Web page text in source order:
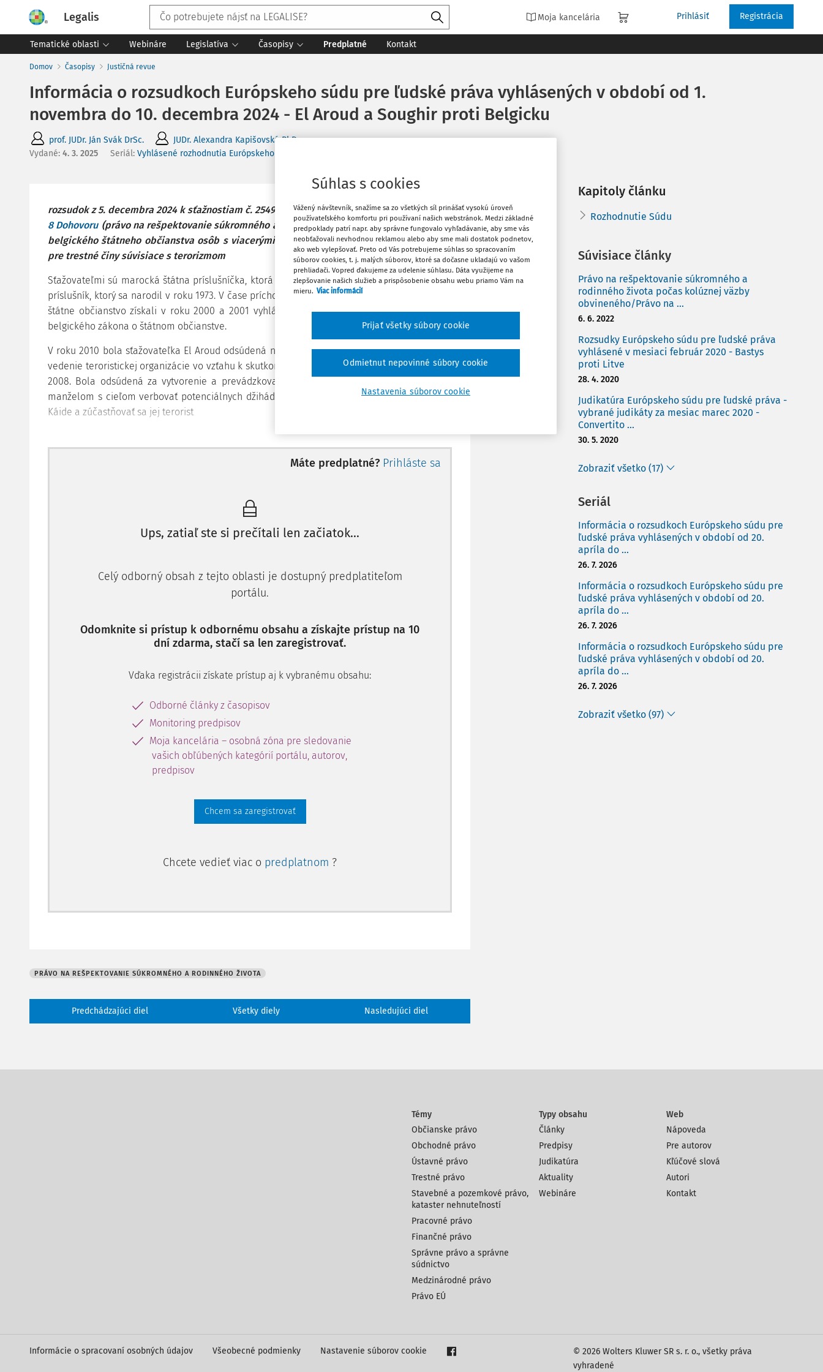
Legalis Moja kancelária Prihlásiť Registrácia
Tematické oblasti Webináre Legislatíva Časopisy Predplatné Kontakt
Domov Časopisy Justičná revue
Informácia o rozsudkoch Európskeho súdu pre ľudské práva vyhlásených v období od 1.
novembra do 10. decembra 2024 - El Aroud a Soughir proti Belgicku
prof. JUDr. Ján Svák DrSc.
JUDr. Alexandra Kapišovská PhD.
Vydané: 4. 3. 2025 Seriál: Vyhlásené rozhodnutia Európskeho súdu pre ľudské práva
rozsudok z 5. decembra 2024 k sťažnostiam č. 25491/18 a č. 27629/18 pre porušeniečlánku
8 Dohovoru (právo na rešpektovanie súkromného a rodinného života) v kontexte zbavenia
belgického štátneho občianstva osôb s viacerými občianstvami z dôvodu ich odsúdenia
pre trestné činy súvisiace s terorizmom
Sťažovateľmi sú marocká štátna príslušníčka, ktorá sa narodila v roku 1959, a tuniský štátny
príslušník, ktorý sa narodil v roku 1973. V čase príchodu do Belgicka mali 5 a 3 roky. Belgické
štátne občianstvo získali v roku 2000 a 2001 vyhlásením o občianstve podľa článku 12bis
belgického zákona o štátnom občianstve.
V roku 2010 bola sťažovateľka El Aroud odsúdená na 8 rokov odňatia slobody za členstvo a
vedenie teroristickej organizácie vo vzťahu k skutkom spáchaným v januári 2007 a decembri
2008. Bola odsúdená za vytvorenie a prevádzkovanie teroristickej bunky spolu so svojím
manželom s cieľom verbovať potenciálnych džihádistov, ktorí sa potom mohli pripojiť k Al-
Káide a zúčastňovať sa jej terorist
Máte predplatné? Prihláste sa
Ups, zatiaľ ste si prečítali len začiatok...
Celý odborný obsah z tejto oblasti je dostupný predplatiteľom
portálu.
Odomknite si prístup k odbornému obsahu a získajte prístup na 10
dní zdarma, stačí sa len zaregistrovať.
Vďaka registrácii získate prístup aj k vybranému obsahu:
Odborné články z časopisov
Monitoring predpisov
Moja kancelária – osobná zóna pre sledovanie
vašich obľúbených kategórií portálu, autorov,
predpisov
Chcem sa zaregistrovať
Chcete vedieť viac o predplatnom ?
PRÁVO NA REŠPEKTOVANIE SÚKROMNÉHO A RODINNÉHO ŽIVOTA
Predchádzajúci diel Všetky diely Nasledujúci diel
Vytlačiť
Obľúbené
Zdieľať
Kapitoly článku
Rozhodnutie Súdu
Súvisiace články
Právo na rešpektovanie súkromného a
rodinného života počas kolúznej väzby
obvineného/Právo na ...
6. 6. 2022
Rozsudky Európskeho súdu pre ľudské práva
vyhlásené v mesiaci február 2020 - Bastys
proti Litve
28. 4. 2020
Judikatúra Európskeho súdu pre ľudské práva -
vybrané judikáty za mesiac marec 2020 -
Convertito ...
30. 5. 2020
Zobraziť všetko (17)
Seriál
Informácia o rozsudkoch Európskeho súdu pre
ľudské práva vyhlásených v období od 20.
apríla do ...
26. 7. 2026
Informácia o rozsudkoch Európskeho súdu pre
ľudské práva vyhlásených v období od 20.
apríla do ...
26. 7. 2026
Informácia o rozsudkoch Európskeho súdu pre
ľudské práva vyhlásených v období od 20.
apríla do ...
26. 7. 2026
Zobraziť všetko (97)
Témy
Občianske právo
Obchodné právo
Ústavné právo
Trestné právo
Stavebné a pozemkové právo,
kataster nehnuteľností
Pracovné právo
Finančné právo
Správne právo a správne
súdnictvo
Medzinárodné právo
Právo EÚ
Typy obsahu
Články
Predpisy
Judikatúra
Aktuality
Webináre
Web
Nápoveda
Pre autorov
Kľúčové slová
Autori
Kontakt
© 2026 Wolters Kluwer SR s. r. o., všetky práva
vyhradené
Informácie o spracovaní osobných údajov Všeobecné podmienky Nastavenie súborov cookie
Súhlas s cookies
Vážený návštevník, snažíme sa zo všetkých síl prinášať vysokú úroveň
používateľského komfortu pri používaní našich webstránok. Medzi základné
predpoklady patrí napr. aby správne fungovalo vyhľadávanie, aby sme vás
neobťažovali nevhodnou reklamou alebo aby sme mali dostatok podnetov,
ako web vylepšovať. Preto od Vás potrebujeme súhlas so spracovaním
súborov cookies, t. j. malých súborov, ktoré sa dočasne ukladajú vo vašom
prehliadači. Vopred ďakujeme za udelenie súhlasu. Dáta využijeme na
zlepšovanie našich služieb a prispôsobenie obsahu webu priamo Vám na
mieru. Viac informácií
Nastavenia súborov cookie
Odmietnut nepovinné súbory cookie
Prijať všetky súbory cookie